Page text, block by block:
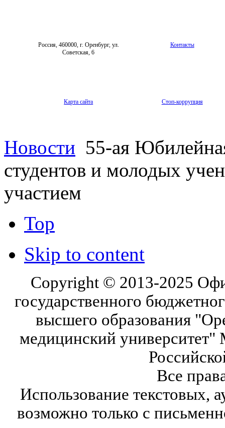
Россия, 460000, г. Оренбург, ул.
Советская, 6
Контакты
Карта сайта Стоп-коррупция
Новости 55-ая
студентов и молодых
участием
Top
Skip to content
Copyright © 2013-2025
государственного
высшего образования
медицинский университет"
Все
Использование текстовых,
возможно только с